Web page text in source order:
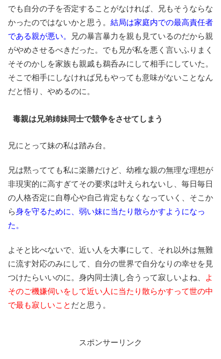
でも自分の子を否定することがなければ、兄もそうならな
かったのではないかと思う。 結局は家庭内での最高責任者
である親が悪い。
兄の暴言暴力を親も見ているのだから親
がやめさせるべきだった。でも兄が私を悪く言いふりまく
そそのかしを家族も親戚も鵜呑みにして相手にしていた。
そこで相手にしなければ兄もやっても意味がないことなん
だと悟り、やめるのに。
毒親は兄弟姉妹同士で競争をさせてしまう
兄にとって妹の私は踏み台。
兄は黙ってても私に楽勝だけど、幼稚な親の無理な理想が
非現実的に高すぎてその要求は叶えられないし、毎日毎日
の人格否定に自尊心や自己肯定もなくなっていく、そこか
ら身を守るために、弱い妹に当たり散らかすようになっ
た。
よそと比べないで、近い人を大事にして、それ以外は無難
に流す対応のみにして、自分の世界で自分なりの幸せを見
つけたらいいのに。身内同士潰し合うって寂しいよね、
よ
そのご機嫌伺いをして近い人に当たり散らかすって世の中
で最も寂しいこと だと思う。
スポンサーリンク